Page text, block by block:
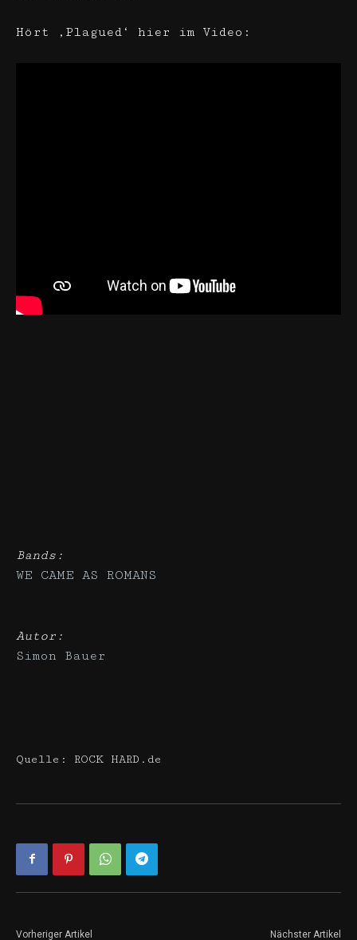
Hört ‚Plagued‘ hier im Video:
Bands:
WE CAME AS ROMANS
Autor:
Simon Bauer
Quelle: ROCK HARD.de
Vorheriger Artikel Nächster Artikel